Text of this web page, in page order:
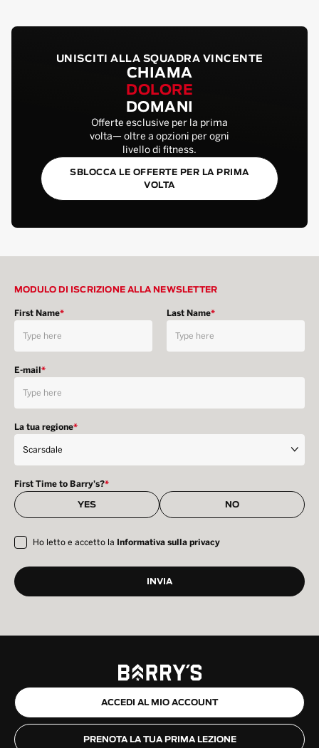
UNISCITI ALLA SQUADRA VINCENTE
CHIAMA
DOLORE
DOMANI
Offerte esclusive per la prima
volta— oltre a opzioni per ogni
livello di fitness.
SBLOCCA LE OFFERTE PER LA PRIMA
VOLTA
MODULO DI ISCRIZIONE ALLA NEWSLETTER
First Name* Last Name*
E-mail*
La tua regione*
First Time to Barry's?*
YES NO
Ho letto e accetto la Informativa sulla privacy
ACCEDI AL MIO ACCOUNT
PRENOTA LA TUA PRIMA LEZIONE